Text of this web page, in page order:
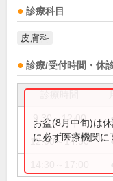
診療科目
皮膚科
診療/受付時間・休
9:30～12:00
12:00～14:30
お盆(8月中旬)は
に必ず医療機関に